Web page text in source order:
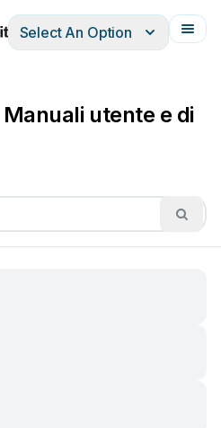
Français
Select An Option
utente e di